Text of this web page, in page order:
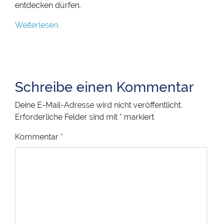
entdecken dürfen.
Weiterlesen.
Schreibe einen Kommentar
Deine E-Mail-Adresse wird nicht veröffentlicht.
Erforderliche Felder sind mit * markiert
Kommentar *